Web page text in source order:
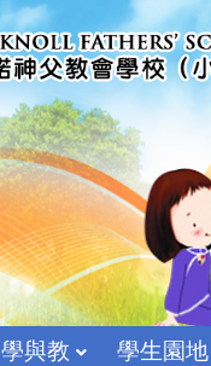
學與教 學生園地